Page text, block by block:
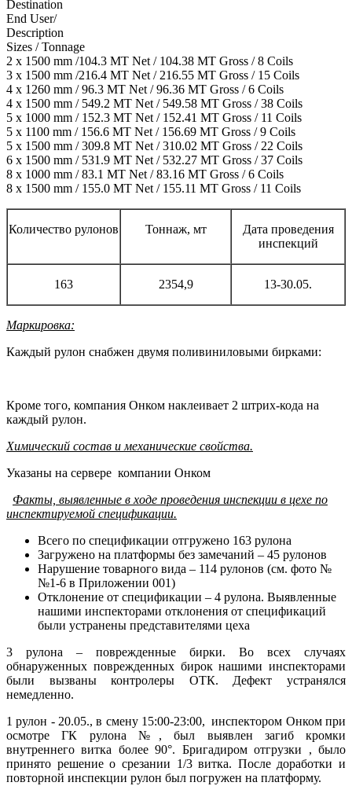
Destination
End User/
Description
Sizes / Tonnage
2 x 1500 mm /104.3 MT Net / 104.38 MT Gross / 8 Coils
3 x 1500 mm /216.4 MT Net / 216.55 MT Gross / 15 Coils
4 x 1260 mm / 96.3 MT Net / 96.36 MT Gross / 6 Coils
4 x 1500 mm / 549.2 MT Net / 549.58 MT Gross / 38 Coils
5 x 1000 mm / 152.3 MT Net / 152.41 MT Gross / 11 Coils
5 x 1100 mm / 156.6 MT Net / 156.69 MT Gross / 9 Coils
5 x 1500 mm / 309.8 MT Net / 310.02 MT Gross / 22 Coils
6 x 1500 mm / 531.9 MT Net / 532.27 MT Gross / 37 Coils
8 x 1000 mm / 83.1 MT Net / 83.16 MT Gross / 6 Coils
8 x 1500 mm / 155.0 MT Net / 155.11 MT Gross / 11 Coils
Количество рулонов Тоннаж, мт
Дата проведения
инспекций
163 2354,9 13-30.05.
Маркировка:
Каждый рулон снабжен двумя поливиниловыми бирками:
Кроме того, компания Онком наклеивает 2 штрих-кода на
каждый рулон.
Химический состав и механические свойства.
Указаны на сервере компании Онком
Факты, выявленные в ходе проведения инспекции в цехе по
инспектируемой спецификации.
Всего по спецификации отгружено 163 рулона
Загружено на платформы без замечаний – 45 рулонов
Нарушение товарного вида – 114 рулонов (см. фото №
№1-6 в Приложении 001)
Отклонение от спецификации – 4 рулона. Выявленные
нашими инспекторами отклонения от спецификаций
были устранены представителями цеха
3 рулона – поврежденные бирки. Во всех случаях
обнаруженных поврежденных бирок нашими инспекторами
были вызваны контролеры ОТК. Дефект устранялся
немедленно.
1 рулон - 20.05., в смену 15:00-23:00, инспектором Онком при
осмотре ГК рулона №, был выявлен загиб кромки
внутреннего витка более 90°. Бригадиром отгрузки , было
принято решение о срезании 1/3 витка. После доработки и
повторной инспекции рулон был погружен на платформу.